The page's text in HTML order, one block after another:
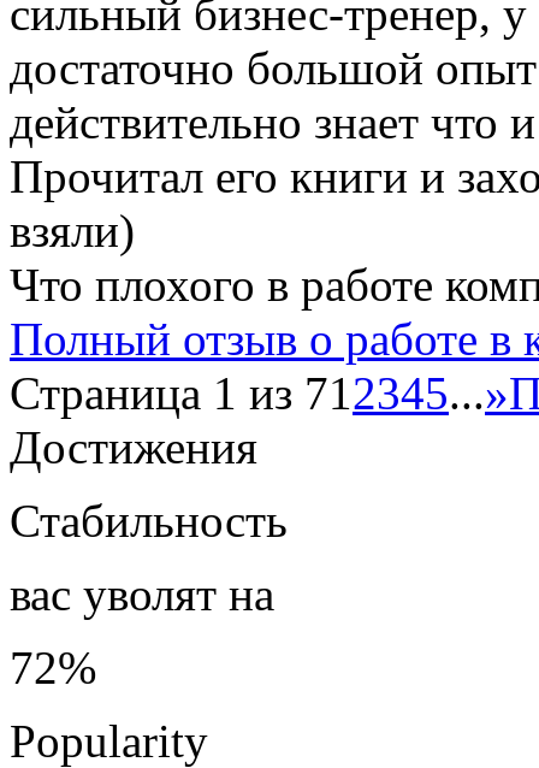
сильный бизнес-тренер,
достаточно большой
действительно знает что
Прочитал его книги и
взяли)
Что плохого в работе
Полный отзыв о работе в
Страница 1 из 712345...»
Достижения
Стабильность
вас уволят на
72%
Popularity